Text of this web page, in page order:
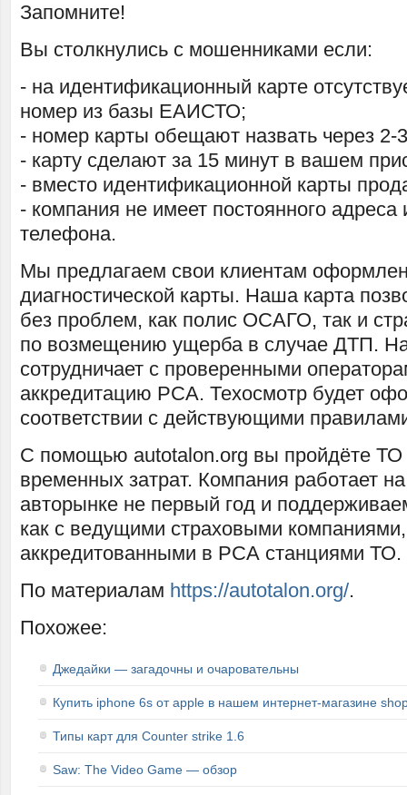
Запомните!
Вы столкнулись с мошенниками если:
- на идентификационный карте
номер из базы ЕАИСТО;
- номер карты обещают назвать через 2-
- карту сделают за 15 минут в вашем
- вместо идентификационной карты
- компания не имеет постоянного адреса
телефона.
Мы предлагаем свои клиентам
диагностической карты. Наша карта
без проблем, как полис ОСАГО, так и
по возмещению ущерба в случае ДТП.
сотрудничает с проверенными
аккредитацию РСА. Техосмотр будет
соответствии с действующими
С помощью autotalon.org вы пройдёте ТО
временных затрат. Компания работает
авторынке не первый год и
как с ведущими страховыми компаниями,
аккредитованными в РСА станциями ТО.
По материалам https://autotalon.org/.
Похожее:
Джедайки — загадочны и очаровательны
Купить iphone 6s от apple в нашем интернет-магазине
Типы карт для Counter strike 1.6
Saw: The Video Game — обзор